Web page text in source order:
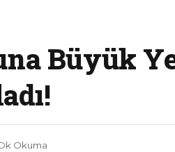
Büyük
Okuma